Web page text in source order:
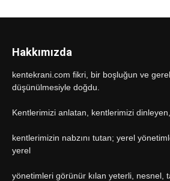
Hakkımızda
kentekrani.com fikri, bir boşluğun ve
düşünülmesiyle doğdu.
Kentlerimizi anlatan, kentlerimizi
kentlerimizin nabzını tutan; yerel
yerel
yönetimleri görünür kılan yeterli, nesnel,